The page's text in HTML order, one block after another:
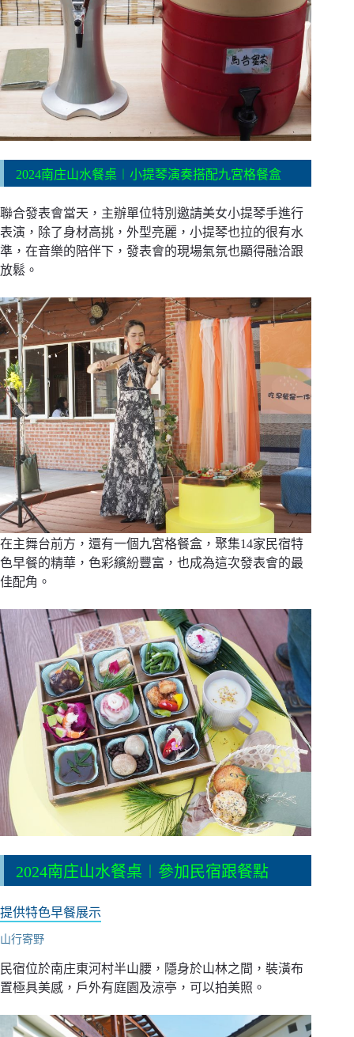
2024南庄山水餐桌︱小提琴演奏搭配九宮格餐盒
聯合發表會當天，主辦單位特別邀請美女小提琴手進行
表演，除了身材高挑，外型亮麗，小提琴也拉的很有水
準，在音樂的陪伴下，發表會的現場氣氛也顯得融洽跟
放鬆。
在主舞台前方，還有一個九宮格餐盒，聚集14家民宿特
色早餐的精華，色彩繽紛豐富，也成為這次發表會的最
佳配角。
2024南庄山水餐桌︱參加民宿跟餐點
提供特色早餐展示
山行寄野
民宿位於南庄東河村半山腰，隱身於山林之間，裝潢布
置極具美感，戶外有庭園及涼亭，可以拍美照。